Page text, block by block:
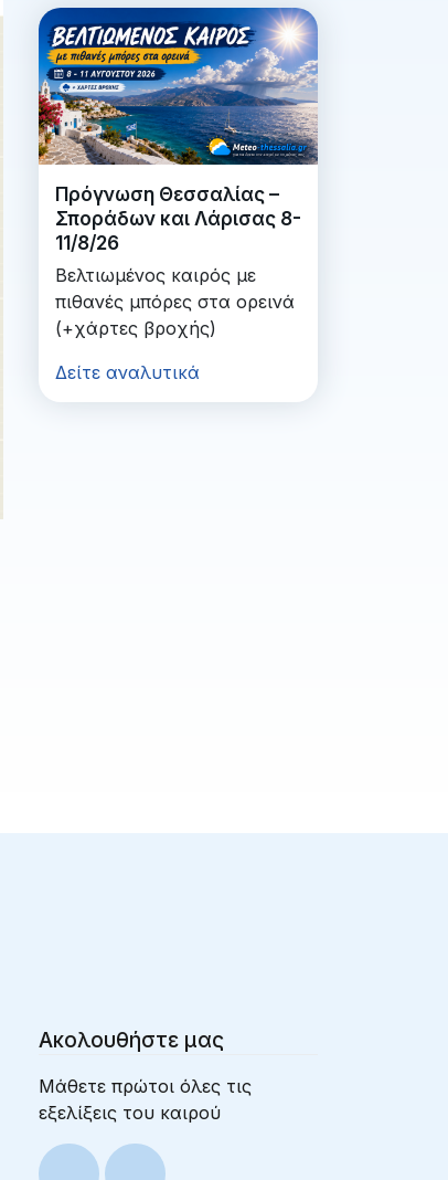
Πρόγνωση Θεσσαλίας –
Σποράδων και Λάρισας 8-
11/8/26
Βελτιωμένος καιρός με
πιθανές μπόρες στα ορεινά
(+χάρτες βροχής)
Δείτε αναλυτικά
Ακολουθήστε μας
Μάθετε πρώτοι όλες τις
εξελίξεις του καιρού